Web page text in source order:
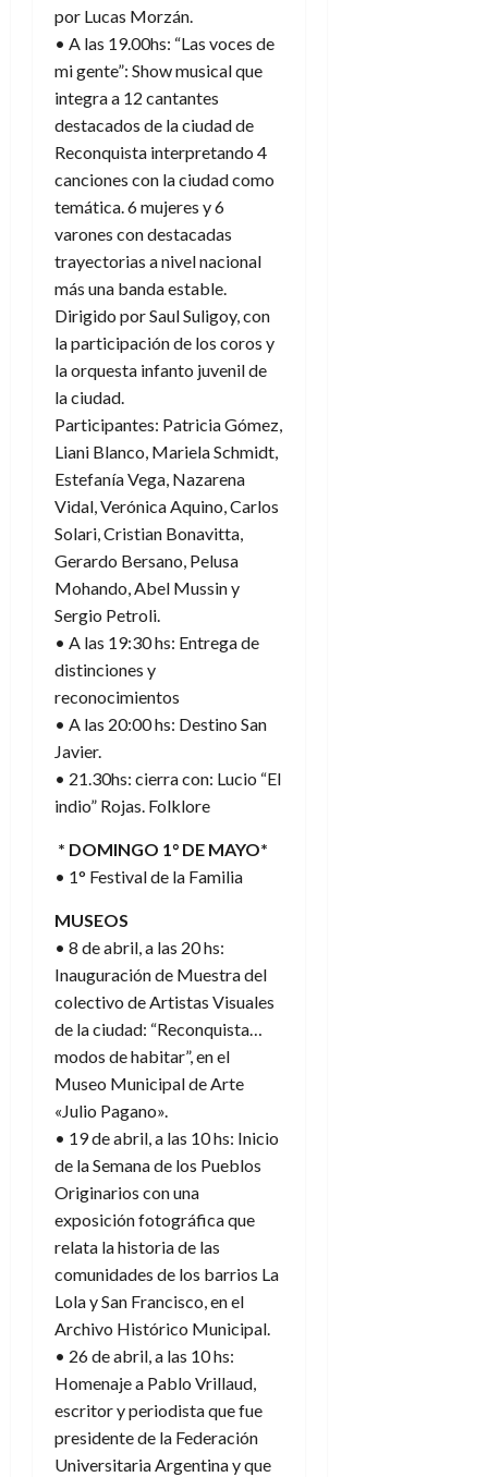
por Lucas Morzán.
• A las 19.00hs: “Las voces de
mi gente”: Show musical que
integra a 12 cantantes
destacados de la ciudad de
Reconquista interpretando 4
canciones con la ciudad como
temática. 6 mujeres y 6
varones con destacadas
trayectorias a nivel nacional
más una banda estable.
Dirigido por Saul Suligoy, con
la participación de los coros y
la orquesta infanto juvenil de
la ciudad.
Participantes: Patricia Gómez,
Liani Blanco, Mariela Schmidt,
Estefanía Vega, Nazarena
Vidal, Verónica Aquino, Carlos
Solari, Cristian Bonavitta,
Gerardo Bersano, Pelusa
Mohando, Abel Mussin y
Sergio Petroli.
• A las 19:30 hs: Entrega de
distinciones y
reconocimientos
• A las 20:00 hs: Destino San
Javier.
• 21.30hs: cierra con: Lucio “El
indio” Rojas. Folklore
* DOMINGO 1° DE MAYO*
• 1° Festival de la Familia
MUSEOS
• 8 de abril, a las 20 hs:
Inauguración de Muestra del
colectivo de Artistas Visuales
de la ciudad: “Reconquista…
modos de habitar”, en el
Museo Municipal de Arte
«Julio Pagano».
• 19 de abril, a las 10 hs: Inicio
de la Semana de los Pueblos
Originarios con una
exposición fotográfica que
relata la historia de las
comunidades de los barrios La
Lola y San Francisco, en el
Archivo Histórico Municipal.
• 26 de abril, a las 10 hs:
Homenaje a Pablo Vrillaud,
escritor y periodista que fue
presidente de la Federación
Universitaria Argentina y que